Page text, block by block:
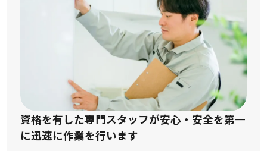
資格を有した専門スタッフが安心・安全を第一
に迅速に作業を行います